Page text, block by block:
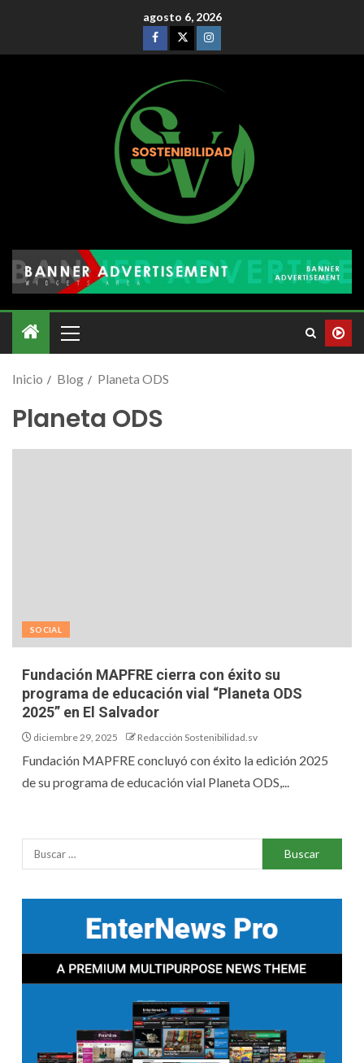
agosto 6, 2026
Inicio Blog Planeta ODS
Planeta ODS
SOCIAL
Fundación MAPFRE cierra con éxito su
programa de educación vial “Planeta ODS
2025” en El Salvador
diciembre 29, 2025 Redacción Sostenibilidad.sv
Fundación MAPFRE concluyó con éxito la edición 2025
de su programa de educación vial Planeta ODS,...